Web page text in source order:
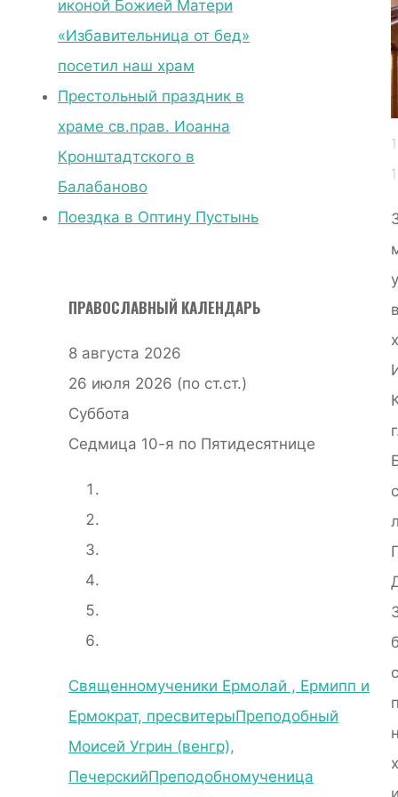
Поста
иконой Божией Матери
«Избавительница от бед»
посетил наш храм
Престольный праздник в
храме св.прав. Иоанна
Кронштадтского в
Балабаново
Поездка в Оптину Пустынь
ПРАВОСЛАВНЫЙ КАЛЕНДАРЬ
8 августа 2026
26 июля 2026 (по ст.ст.)
Суббота
Седмица 10-я по Пятидесятнице
Священномученики Ермолай , Ермипп и
Ермократ, пресвитерыПреподобный
Моисей Угрин (венгр),
ПечерскийПреподобномученица